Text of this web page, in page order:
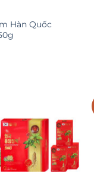
Hàn Quốc